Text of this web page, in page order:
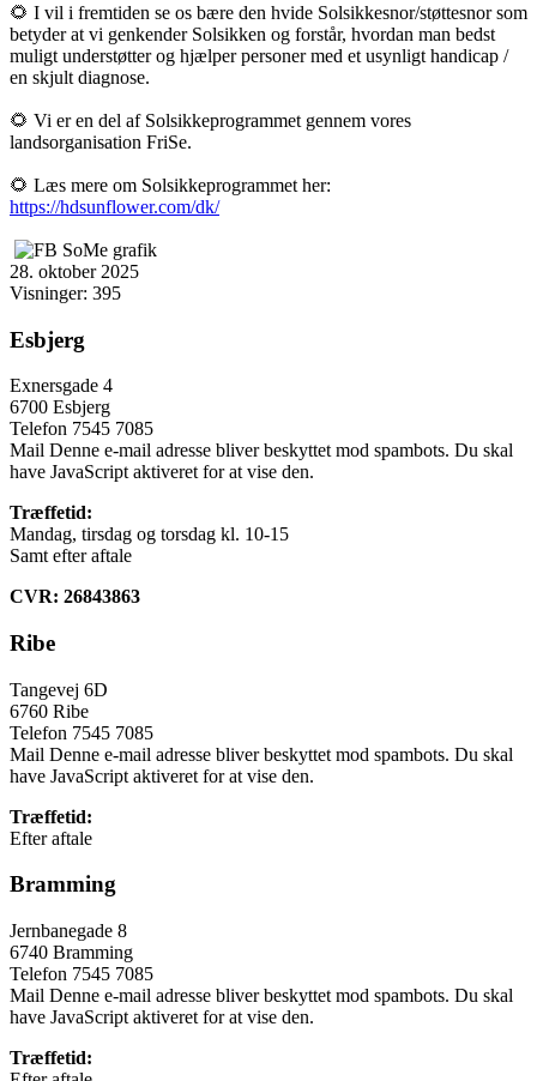
🌻 I vil i fremtiden se os bære den hvide Solsikkesnor/støttesnor som
betyder at vi genkender Solsikken og forstår, hvordan man bedst
muligt understøtter og hjælper personer med et usynligt handicap /
en skjult diagnose.
🌻 Vi er en del af Solsikkeprogrammet gennem vores
landsorganisation FriSe.
🌻 Læs mere om Solsikkeprogrammet her:
https://hdsunflower.com/dk/
28. oktober 2025
Visninger: 395
Esbjerg
Exnersgade 4
6700 Esbjerg
Telefon 7545 7085
Mail Denne e-mail adresse bliver beskyttet mod spambots. Du skal
have JavaScript aktiveret for at vise den.
Træffetid:
Mandag, tirsdag og torsdag kl. 10-15
Samt efter aftale
CVR: 26843863
Ribe
Tangevej 6D
6760 Ribe
Telefon 7545 7085
Mail Denne e-mail adresse bliver beskyttet mod spambots. Du skal
have JavaScript aktiveret for at vise den.
Træffetid:
Efter aftale
Bramming
Jernbanegade 8
6740 Bramming
Telefon 7545 7085
Mail Denne e-mail adresse bliver beskyttet mod spambots. Du skal
have JavaScript aktiveret for at vise den.
Træffetid: